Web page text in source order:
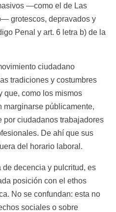
—como el de Las
grotescos, depravados y
Penal y art. 6 letra b) de la
ciudadano
tradiciones y costumbres
que, como los mismos
marginarse públicamente,
por ciudadanos trabajadores
De ahí que sus
del horario laboral.
decencia y pulcritud, es
posición con el ethos
No se confundan: esta no
sociales o sobre